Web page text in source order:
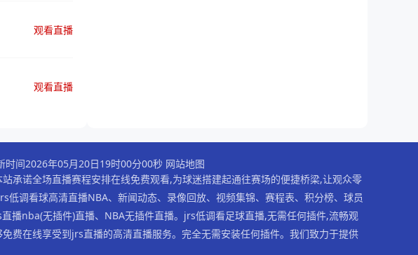
观看直播
观看直播
间2026年05月20日19时00分00秒 网站地图
承诺全场直播赛程安排在线免费观看,为球迷搭建起通往赛场的便捷桥梁,让观众零
调看球高清直播NBA、新闻动态、录像回放、视频集锦、赛程表、积分榜、球员
播nba(无插件)直播、NBA无插件直播。jrs低调看足球直播,无需任何插件,流畅观
费在线享受到jrs直播的高清直播服务。完全无需安装任何插件。我们致力于提供